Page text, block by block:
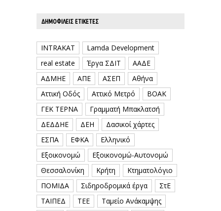
ΔΗΜΟΦΙΛΕΊΣ ΕΤΙΚΈΤΕΣ
INTRAKAT
Lamda Development
real estate
Έργα ΣΔΙΤ
ΑΑΔΕ
ΑΔΜΗΕ
ΑΠΕ ΑΣΕΠ
Αθήνα
Αττική Οδός
Αττικό Μετρό
ΒΟΑΚ
ΓΕΚ ΤΕΡΝΑ
Γραμματή Μπακλατσή
ΔΕΔΔΗΕ
ΔΕΗ
Δασικοί χάρτες
ΕΣΠΑ
ΕΦΚΑ
Ελληνικό
Εξοικονομώ
Εξοικονομώ-Αυτονομώ
Θεσσαλονίκη
Κρήτη
Κτηματολόγιο
ΠΟΜΙΔΑ
Σιδηροδρομικά έργα
ΣτΕ
ΤΑΙΠΕΔ
ΤΕΕ
Ταμείο Ανάκαμψης